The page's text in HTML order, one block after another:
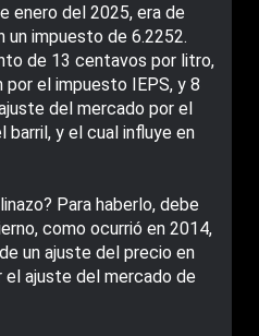
enero del 2025, era de
impuesto de 6.2252.
de 13 centavos por litro,
el impuesto IEPS, y 8
del mercado por el
y el cual influye en
Para haberlo, debe
como ocurrió en 2014,
un ajuste del precio en
ajuste del mercado de